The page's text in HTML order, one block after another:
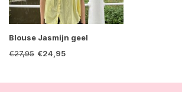
Blouse Jasmijn geel
€27,95 €24,95